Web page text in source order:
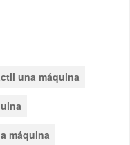
una máquina
máquina